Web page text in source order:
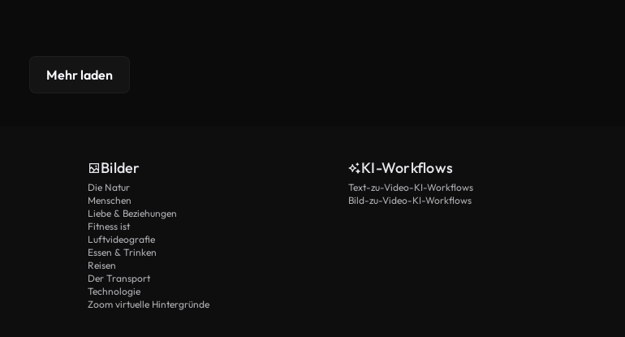
Mehr laden
Bilder
Die Natur
Menschen
Liebe & Beziehungen
Fitness ist
Luftvideografie
Essen & Trinken
Reisen
Der Transport
Technologie
Zoom virtuelle Hintergründe
KI-Workflows
Text-zu-Video-KI-Workflows
Bild-zu-Video-KI-Workflows